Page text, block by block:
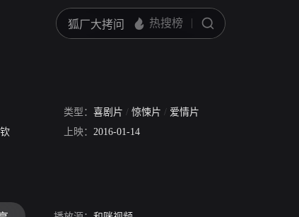
类型： 喜剧片 / 惊悚片 / 爱情片
上映： 2016-01-14